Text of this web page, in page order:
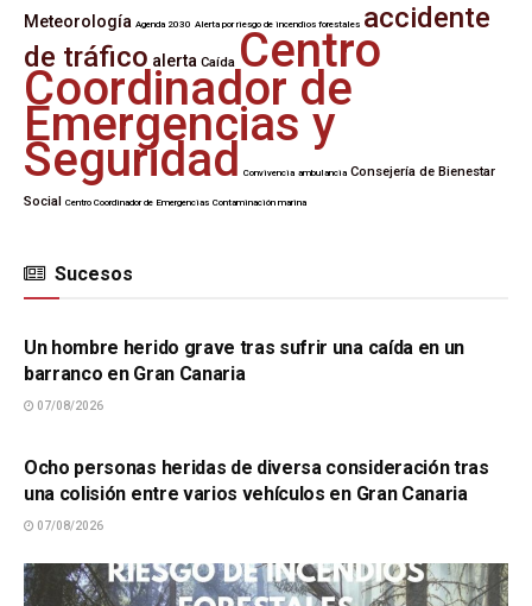
Meteorología Agenda 2030 Alerta por riesgo de incendios forestales accidente
de tráfico alerta Caída Centro
Coordinador de
Emergencias y
Seguridad Convivencia ambulancia Consejería de Bienestar
Social Centro Coordinador de Emergencias Contaminación marina
Sucesos
SUCESOS
Un hombre herido grave tras sufrir una caída en un
barranco en Gran Canaria
07/08/2026
Ocho personas heridas de diversa consideración tras
una colisión entre varios vehículos en Gran Canaria
07/08/2026